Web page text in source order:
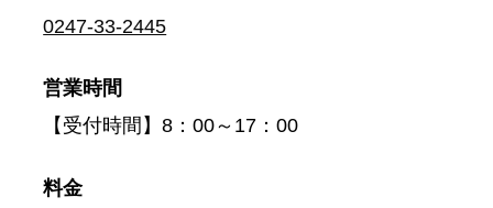
0247-33-2445
営業時間
【受付時間】8：00～17：00
料金